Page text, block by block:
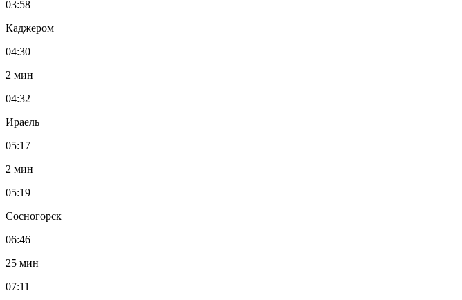
03:58
Каджером
04:30
2 мин
04:32
Ираель
05:17
2 мин
05:19
Сосногорск
06:46
25 мин
07:11